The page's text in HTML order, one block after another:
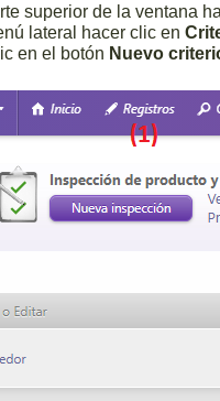
superior de la ventana
lateral hacer clic en C
en el botón Nuevo